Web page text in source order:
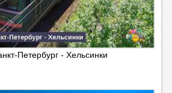
Петербург - Хельсинки